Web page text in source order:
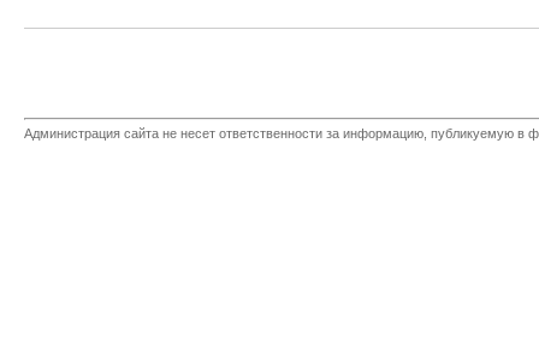
Администрация сайта не несет ответственности за информацию, публикуемую